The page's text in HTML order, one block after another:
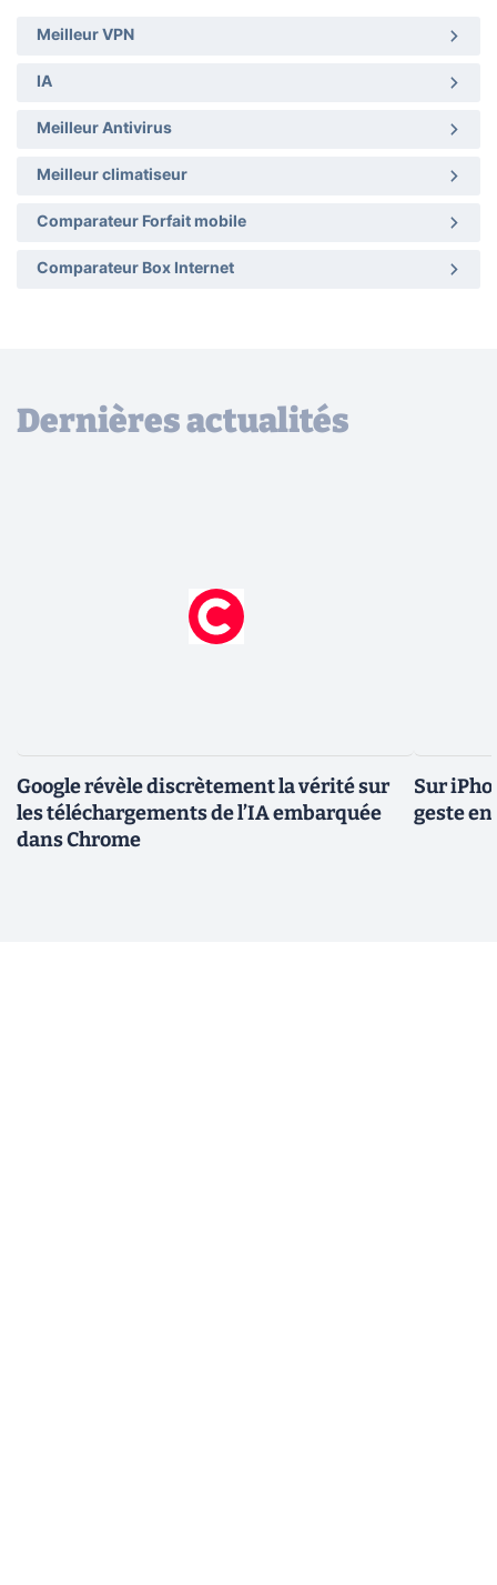
Meilleur VPN
IA
Meilleur Antivirus
Meilleur climatiseur
Comparateur Forfait mobile
Comparateur Box Internet
Dernières actualités
Google révèle discrètement la vérité sur
les téléchargements de l’IA embarquée
dans Chrome
Sur
geste